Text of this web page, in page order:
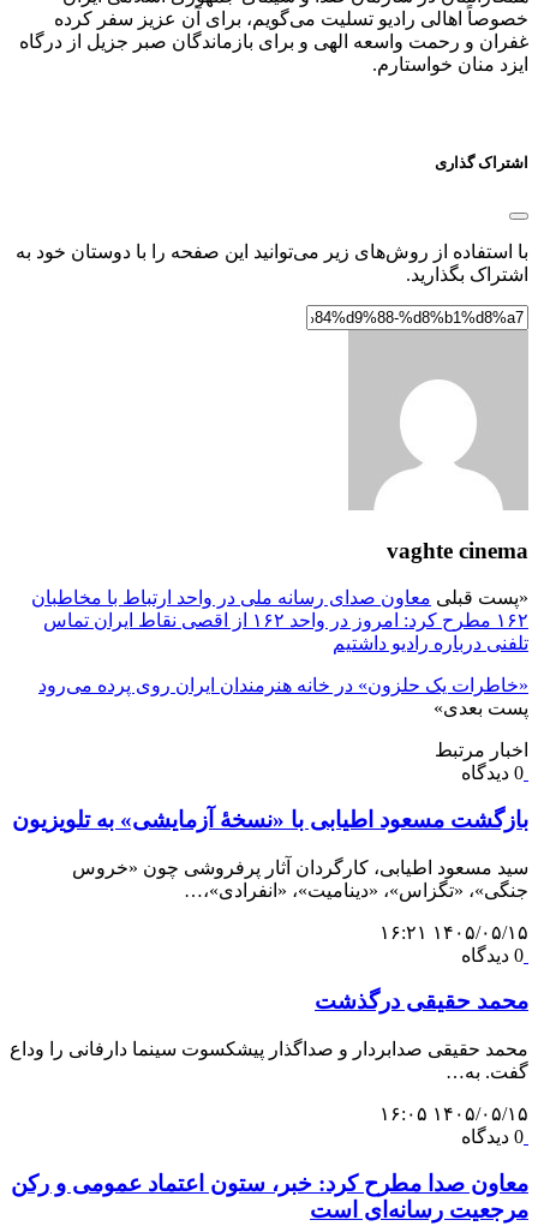
خصوصاً اهالی رادیو تسلیت می‌گویم، برای آن عزیز سفر کرده
غفران و رحمت واسعه الهی و برای بازماندگان صبر جزیل از درگاه
ایزد منان خواستارم.
اشتراک گذاری
با استفاده از روش‌های زیر می‌توانید این صفحه را با دوستان خود به
اشتراک بگذارید.
vaghte cinema
«پست قبلی معاون صدای رسانه ملی در واحد ارتباط با مخاطبان
۱۶۲ مطرح کرد: امروز در واحد ۱۶۲ از اقصی نقاط ایران تماس
تلفنی درباره رادیو داشتیم
«خاطرات یک حلزون» در خانه هنرمندان ایران روی پرده می‌رود
پست بعدی»
اخبار مرتبط
0 دیدگاه
بازگشت مسعود اطیابی با «نسخهٔ آزمایشی» به تلویزیون
سید مسعود اطیابی، کارگردان آثار پرفروشی چون «خروس
جنگی»، «تگزاس»، «دینامیت»، «انفرادی»،…
۱۴۰۵/۰۵/۱۵ ۱۶:۲۱
0 دیدگاه
محمد حقیقی درگذشت
محمد حقیقی صدابردار و صداگذار پیشکسوت سینما دارفانی را وداع
گفت. به…
۱۴۰۵/۰۵/۱۵ ۱۶:۰۵
0 دیدگاه
معاون صدا مطرح کرد: خبر، ستون اعتماد عمومی و رکن
مرجعیت رسانه‌ای است